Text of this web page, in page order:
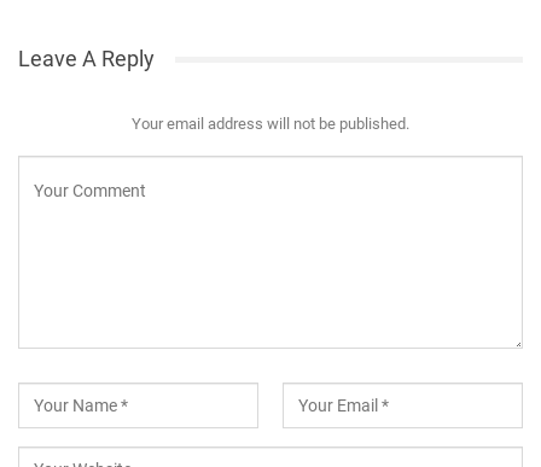
Leave A Reply
Your email address will not be published.